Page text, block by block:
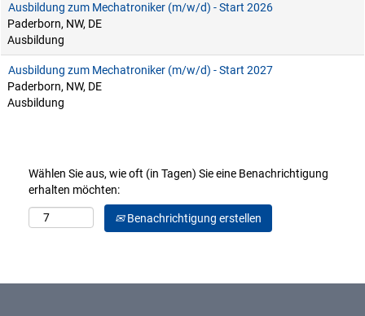
Ausbildung zum Mechatroniker (m/w/d) - Start 2026
Paderborn, NW, DE
Ausbildung
Ausbildung zum Mechatroniker (m/w/d) - Start 2027
Paderborn, NW, DE
Ausbildung
Wählen Sie aus, wie oft (in Tagen) Sie eine Benachrichtigung
erhalten möchten:
Benachrichtigung erstellen